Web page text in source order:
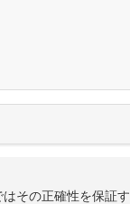
その正確性を保証す